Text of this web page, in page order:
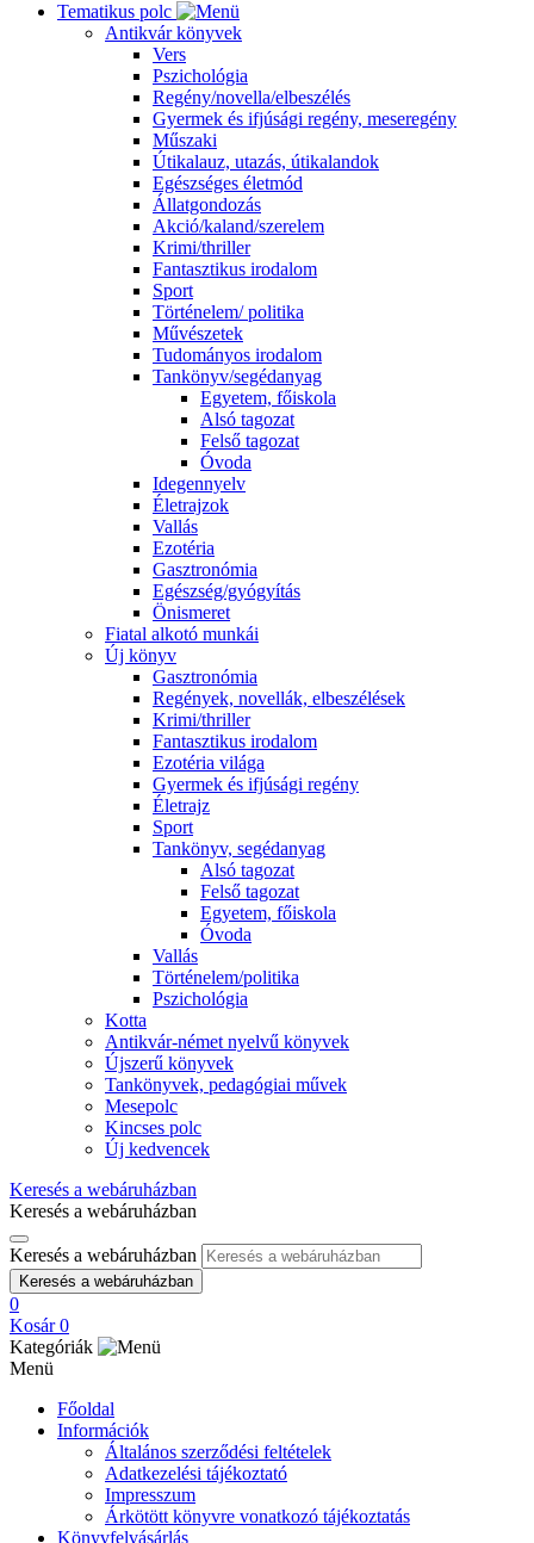
Tematikus polc
Antikvár könyvek
Vers
Pszichológia
Regény/novella/elbeszélés
Gyermek és ifjúsági regény, meseregény
Műszaki
Útikalauz, utazás, útikalandok
Egészséges életmód
Állatgondozás
Akció/kaland/szerelem
Krimi/thriller
Fantasztikus irodalom
Sport
Történelem/ politika
Művészetek
Tudományos irodalom
Tankönyv/segédanyag
Egyetem, főiskola
Alsó tagozat
Felső tagozat
Óvoda
Idegennyelv
Életrajzok
Vallás
Ezotéria
Gasztronómia
Egészség/gyógyítás
Önismeret
Fiatal alkotó munkái
Új könyv
Gasztronómia
Regények, novellák, elbeszélések
Krimi/thriller
Fantasztikus irodalom
Ezotéria világa
Gyermek és ifjúsági regény
Életrajz
Sport
Tankönyv, segédanyag
Alsó tagozat
Felső tagozat
Egyetem, főiskola
Óvoda
Vallás
Történelem/politika
Pszichológia
Kotta
Antikvár-német nyelvű könyvek
Újszerű könyvek
Tankönyvek, pedagógiai művek
Mesepolc
Kincses polc
Új kedvencek
Keresés a webáruházban
Keresés a webáruházban
Keresés a webáruházban
Keresés a webáruházban
0
Kosár 0
Kategóriák
Menü
Főoldal
Információk
Általános szerződési feltételek
Adatkezelési tájékoztató
Impresszum
Árkötött könyvre vonatkozó tájékoztatás
Könyvfelvásárlás